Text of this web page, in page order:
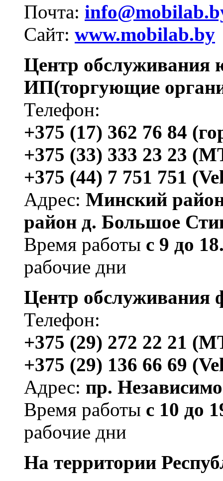
Почта:
Сайт: www.mobilab.by
Центр обслуживания
ИП(торгующие
Телефон:
+375 (17) 362 76 84
+375 (33) 333 23 23
+375 (44) 7 751 751
Адрес: Минский
район д. Большое
Время работы с 9 до
рабочие дни
Центр обслуживания
Телефон:
+375 (29) 272 22 21
+375 (29) 136 66 69
Адрес: пр.
Время работы с 10 до
рабочие дни
На территории